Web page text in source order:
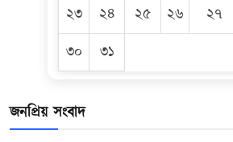
২৩
২৪ ২৫ ২৬ ২৭
৩০
৩১
জনপ্রিয় সংবাদ